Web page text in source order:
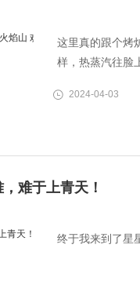
这里真的跟个烤
样，热蒸汽往脸
2024-04-03
难于上青天！
终于我来到了星